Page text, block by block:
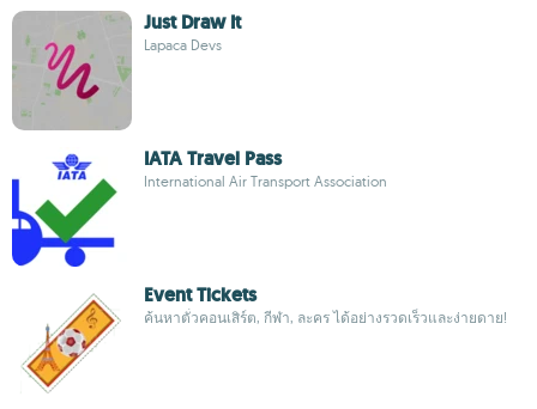
Just Draw It
Lapaca Devs
IATA Travel Pass
International Air Transport Association
Event Tickets
ค้นหาตั๋วคอนเสิร์ต, กีฬา, ละคร ได้อย่างรวดเร็วและง่ายดาย!